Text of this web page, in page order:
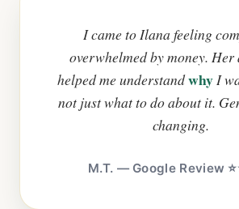
I came to Ilana feeling
overwhelmed by money. Her
helped me understandwhyI
not just what to do about it.
changing.
M.T. — Google Review